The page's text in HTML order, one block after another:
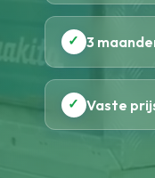
✓ 3
✓ Vaste